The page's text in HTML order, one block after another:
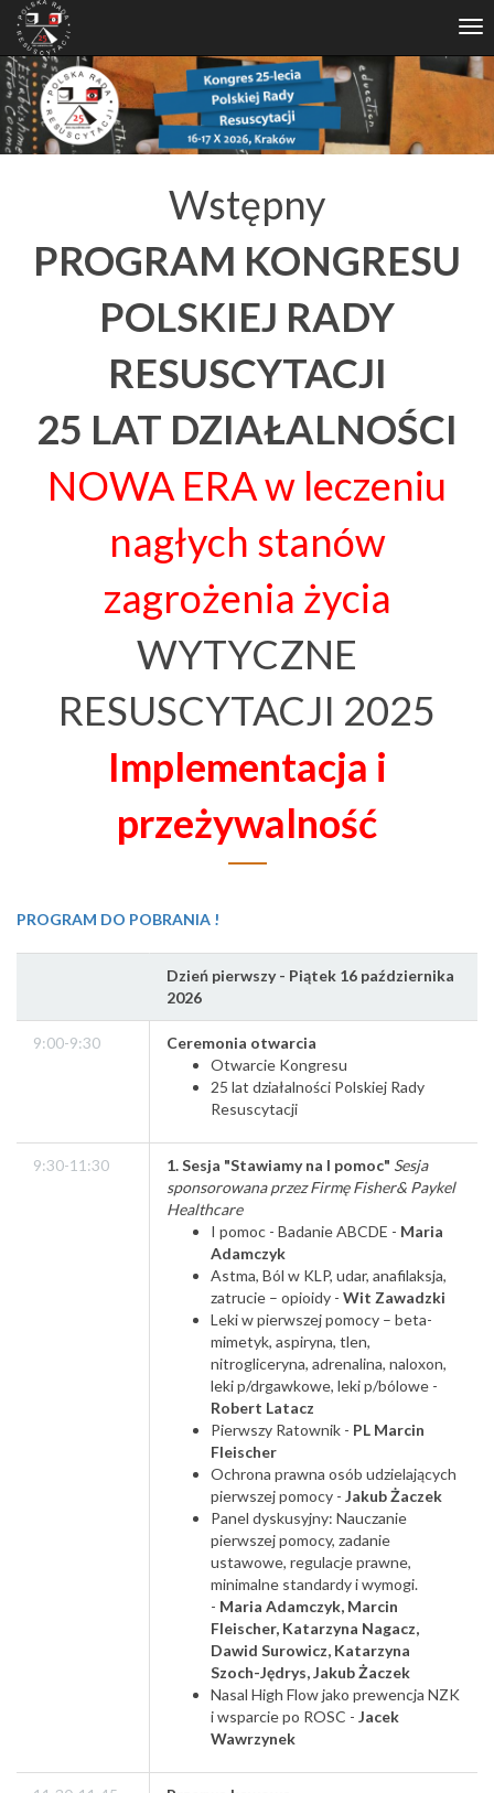
Wstępny
PROGRAM KONGRESU
POLSKIEJ RADY
RESUSCYTACJI
25 LAT DZIAŁALNOŚCI
NOWA ERA w leczeniu
nagłych stanów
zagrożenia życia
WYTYCZNE
RESUSCYTACJI 2025
Implementacja i
przeżywalność
PROGRAM DO POBRANIA !
Dzień pierwszy - Piątek 16 października
2026
9:00-9:30
Ceremonia otwarcia
Otwarcie Kongresu
25 lat działalności Polskiej Rady
Resuscytacji
9:30-11:30 1. Sesja "Stawiamy na I pomoc" Sesja
sponsorowana przez Firmę Fisher& Paykel
Healthcare
I pomoc - Badanie ABCDE - Maria
Adamczyk
Astma, Ból w KLP, udar, anafilaksja,
zatrucie – opioidy - Wit Zawadzki
Leki w pierwszej pomocy – beta-
mimetyk, aspiryna, tlen,
nitrogliceryna, adrenalina, naloxon,
leki p/drgawkowe, leki p/bólowe -
Robert Latacz
Pierwszy Ratownik - PL Marcin
Fleischer
Ochrona prawna osób udzielających
pierwszej pomocy - Jakub Żaczek
Panel dyskusyjny: Nauczanie
pierwszej pomocy, zadanie
ustawowe, regulacje prawne,
minimalne standardy i wymogi.
- Maria Adamczyk, Marcin
Fleischer, Katarzyna Nagacz,
Dawid Surowicz, Katarzyna
Szoch-Jędrys,Jakub Żaczek
Nasal High Flow jako prewencja NZK
i wsparcie po ROSC - Jacek
Wawrzynek